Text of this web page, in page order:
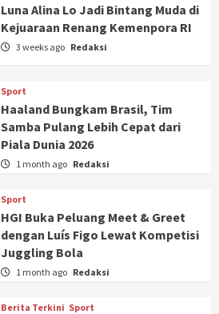
Luna Alina Lo Jadi Bintang Muda di
Kejuaraan Renang Kemenpora RI
3 weeks ago Redaksi
Sport
Haaland Bungkam Brasil, Tim
Samba Pulang Lebih Cepat dari
Piala Dunia 2026
1 month ago Redaksi
Sport
HGI Buka Peluang Meet & Greet
dengan Luís Figo Lewat Kompetisi
Juggling Bola
1 month ago Redaksi
Berita Terkini Sport